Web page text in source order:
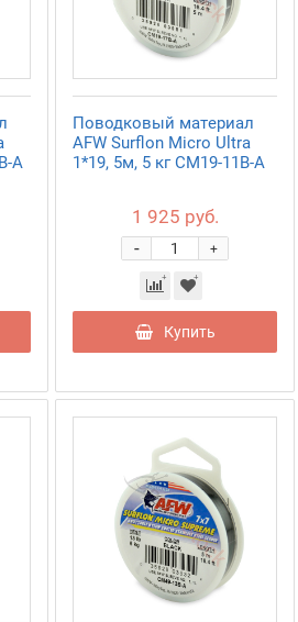
A
Поводковый материал
AFW Surflon Micro Ultra
1*19, 5м, 5 кг CM19-11B-A
1 925 руб.
+
-
Купить